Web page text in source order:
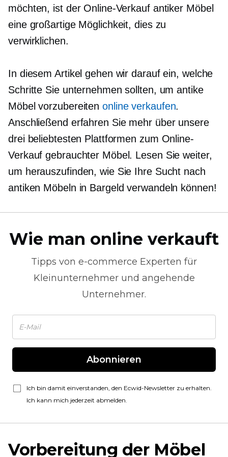
möchten, ist der Online-Verkauf antiker Möbel
eine großartige Möglichkeit, dies zu
verwirklichen.
In diesem Artikel gehen wir darauf ein, welche
Schritte Sie unternehmen sollten, um antike
Möbel vorzubereiten online verkaufen.
Anschließend erfahren Sie mehr über unsere
drei beliebtesten Plattformen zum Online-
Verkauf gebrauchter Möbel. Lesen Sie weiter,
um herauszufinden, wie Sie Ihre Sucht nach
antiken Möbeln in Bargeld verwandeln können!
Wie man online verkauft
Tipps von e-commerce Experten für
Kleinunternehmer und angehende
Unternehmer.
Abonnieren
Ich bin damit einverstanden, den Ecwid-Newsletter zu erhalten.
Ich kann mich jederzeit abmelden.
Vorbereitung der Möbel